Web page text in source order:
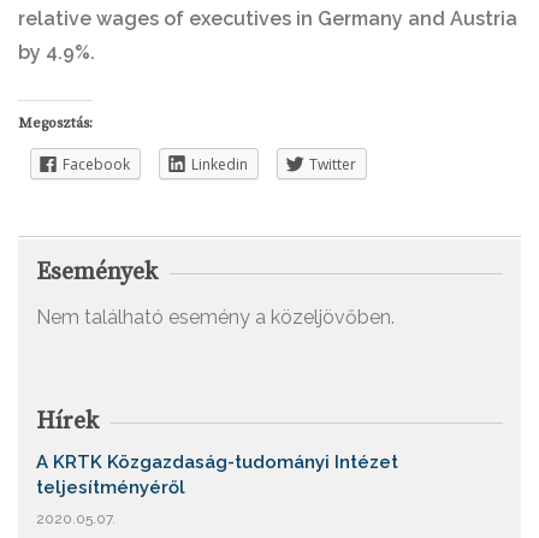
relative wages of executives in Germany and Austria
by 4.9%.
Megosztás:
Facebook Linkedin Twitter
Események
Nem található esemény a közeljövőben.
Hírek
A KRTK Közgazdaság-tudományi Intézet
teljesítményéről
2020.05.07.